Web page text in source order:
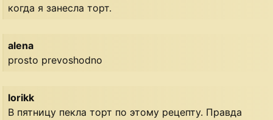
когда я занесла торт.
alena
prosto prevoshodno
lorikk
В пятницу пекла торт по этому рецепту. Правда